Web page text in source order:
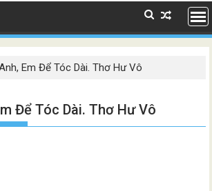
Em Để Tóc Dài. Thơ Hư Vô
Để Tóc Dài. Thơ Hư Vô